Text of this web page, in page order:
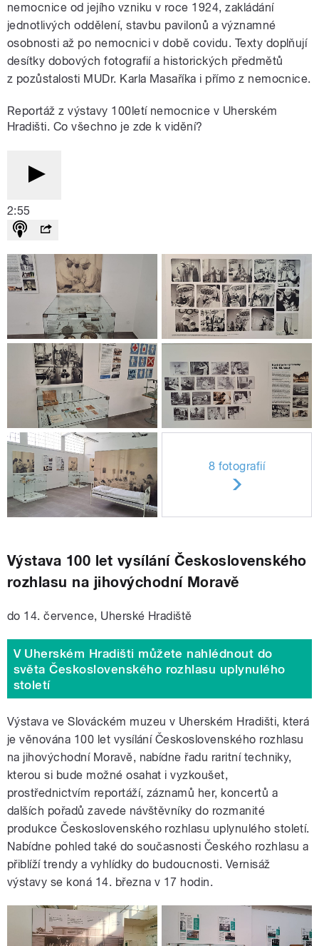
nemocnice od jejího vzniku v roce 1924, zakládání
jednotlivých oddělení, stavbu pavilonů a významné
osobnosti až po nemocnici v době covidu. Texty doplňují
desítky dobových fotografií a historických předmětů
z pozůstalosti MUDr. Karla Masaříka i přímo z nemocnice.
Reportáž z výstavy 100letí nemocnice v Uherském
Hradišti. Co všechno je zde k vidění?
2:55
8 fotografií
Výstava 100 let vysílání Československého
rozhlasu na jihovýchodní Moravě
do 14. července, Uherské Hradiště
V Uherském Hradišti můžete nahlédnout do
světa Československého rozhlasu uplynulého
století
Výstava ve Slováckém muzeu v Uherském Hradišti, která
je věnována 100 let vysílání Československého rozhlasu
na jihovýchodní Moravě, nabídne řadu raritní techniky,
kterou si bude možné osahat i vyzkoušet,
prostřednictvím reportáží, záznamů her, koncertů a
dalších pořadů zavede návštěvníky do rozmanité
produkce Československého rozhlasu uplynulého století.
Nabídne pohled také do současnosti Českého rozhlasu a
přiblíží trendy a vyhlídky do budoucnosti. Vernisáž
výstavy se koná 14. března v 17 hodin.